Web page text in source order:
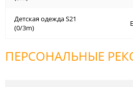
Детская одежда S21
(0/3m)
ПЕРСОНАЛЬНЫЕ